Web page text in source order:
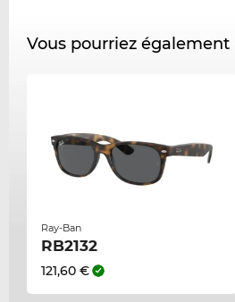
Vous pourriez également
Ray-Ban
RB2132
121,60 €